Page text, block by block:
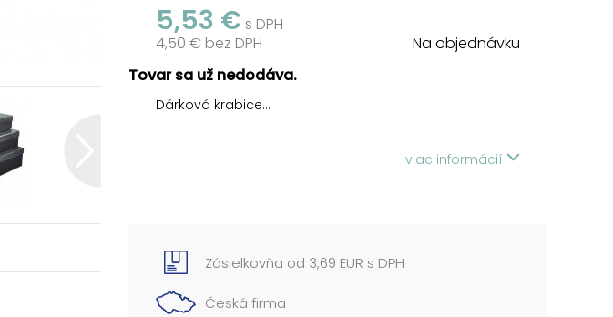
5,53 € s DPH
4,50 € bez DPH
Na objednávku
Tovar sa už nedodáva.
Dárková krabice...
viac informácií
Zásielkovňa od 3,69 EUR s DPH
Česká firma